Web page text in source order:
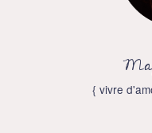
{ vivre